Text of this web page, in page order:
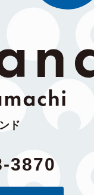
ド
3870